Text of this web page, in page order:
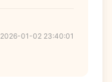
2026-01-02 23:40:01